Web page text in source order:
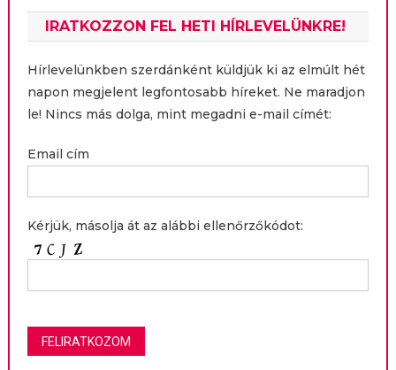
IRATKOZZON FEL HETI HÍRLEVELÜNKRE!
Hírlevelünkben szerdánként küldjük ki az elmúlt hét
napon megjelent legfontosabb híreket. Ne maradjon
le! Nincs más dolga, mint megadni e-mail címét:
Email cím
Kérjük, másolja át az alábbi ellenőrzőkódot: